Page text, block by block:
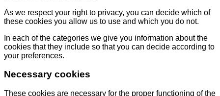
As we respect your right to privacy, you can decide which of
these cookies you allow us to use and which you do not.
In each of the categories we give you information about the
cookies that they include so that you can decide according to
your preferences.
Necessary cookies
These cookies are necessary for the proper functioning of the